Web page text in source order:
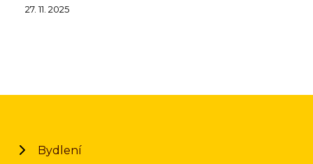
27. 11. 2025
Bydlení